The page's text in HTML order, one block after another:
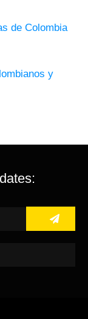
de Colombia
y